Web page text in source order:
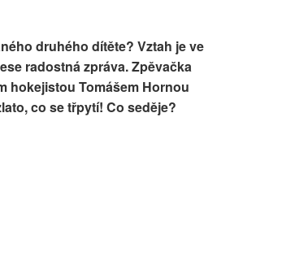
druhého dítěte? Vztah je ve
radostná zpráva. Zpěvačka
hokejistou Tomášem Hornou
co se třpytí! Co seděje?